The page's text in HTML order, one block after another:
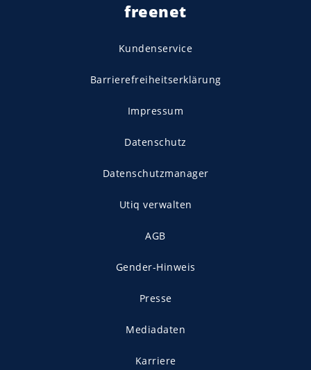
freenet
Kundenservice
Barrierefreiheitserklärung
Impressum
Datenschutz
Datenschutzmanager
Utiq verwalten
AGB
Gender-Hinweis
Presse
Mediadaten
Karriere